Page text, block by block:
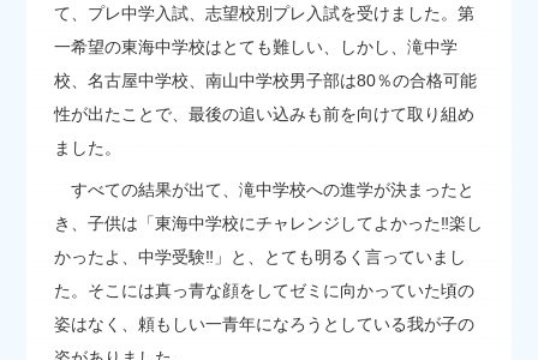
て、プレ中学入試、志望校別プレ入試を受けました。第
一希望の東海中学校はとても難しい、しかし、滝中学
校、名古屋中学校、南山中学校男子部は80％の合格可能
性が出たことで、最後の追い込みも前を向けて取り組め
ました。
すべての結果が出て、滝中学校への進学が決まったと
き、子供は「東海中学校にチャレンジしてよかった‼楽し
かったよ、中学受験‼」と、とても明るく言っていまし
た。そこには真っ青な顔をしてゼミに向かっていた頃の
姿はなく、頼もしい一青年になろうとしている我が子の